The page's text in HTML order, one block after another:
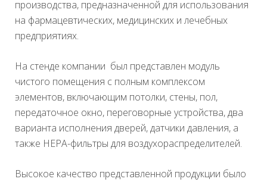
производства, предназначенной для использования
на фармацевтических, медицинских и лечебных
предприятиях.
На стенде компании был представлен модуль
чистого помещения с полным комплексом
элементов, включающим потолки, стены, пол,
передаточное окно, переговорные устройства, два
варианта исполнения дверей, датчики давления, а
также HEPA-фильтры для воздухораспределителей.
Высокое качество представленной продукции было